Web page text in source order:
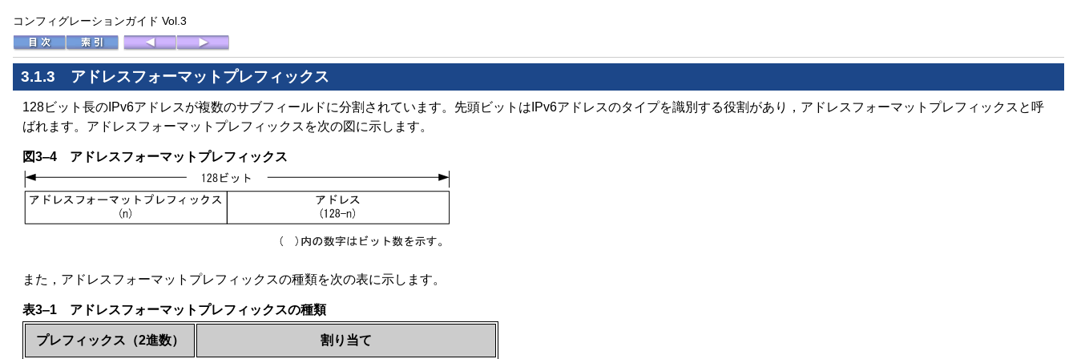
コンフィグレーションガイド Vol.3
3.1.3 アドレスフォーマットプレフィックス
128ビット長のIPv6アドレスが複数のサブフィールドに分割されています。先頭ビットはIPv6アドレスのタイプを識別する役割があり，アドレスフォーマットプレフィックスと呼
ばれます。アドレスフォーマットプレフィックスを次の図に示します。
図3‒4 アドレスフォーマットプレフィックス
また，アドレスフォーマットプレフィックスの種類を次の表に示します。
表3‒1 アドレスフォーマットプレフィックスの種類
プレフィックス（2進数） 割り当て